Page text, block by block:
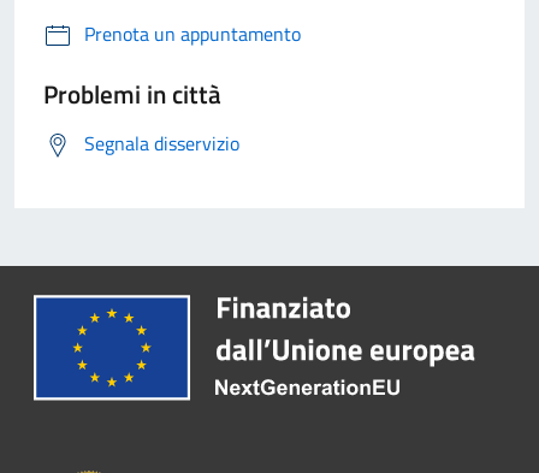
Prenota un appuntamento
Problemi in città
Segnala disservizio